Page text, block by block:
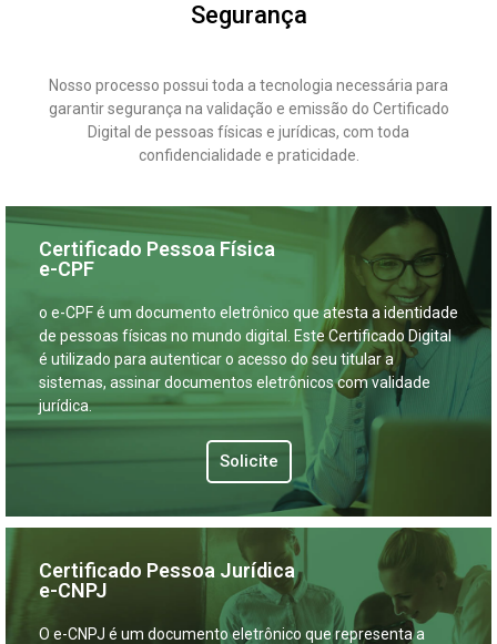
Segurança
Nosso processo possui toda a tecnologia necessária para
garantir segurança na validação e emissão do Certificado
Digital de pessoas físicas e jurídicas, com toda
confidencialidade e praticidade.
Certificado Pessoa Física
e-CPF
o e-CPF é um documento eletrônico que atesta a identidade
de pessoas físicas no mundo digital. Este Certificado Digital
é utilizado para autenticar o acesso do seu titular a
sistemas, assinar documentos eletrônicos com validade
jurídica.
Solicite
Certificado Pessoa Jurídica
e-CNPJ
O e-CNPJ é um documento eletrônico que representa a